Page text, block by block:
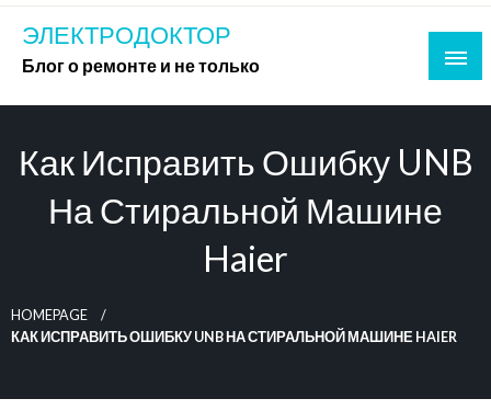
Skip
content
ЭЛЕКТРОДОКТОР
Блог о ремонте и не только
Как Исправить Ошибку UNB
На Стиральной Машине
Haier
HOMEPAGE
КАК ИСПРАВИТЬ ОШИБКУ UNB НА СТИРАЛЬНОЙ МАШИНЕ HAIER